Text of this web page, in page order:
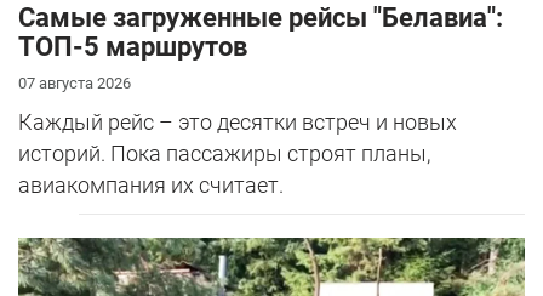
Самые загруженные рейсы "Белавиа":
ТОП-5 маршрутов
07 августа 2026
Каждый рейс – это десятки встреч и новых
историй. Пока пассажиры строят планы,
авиакомпания их считает.